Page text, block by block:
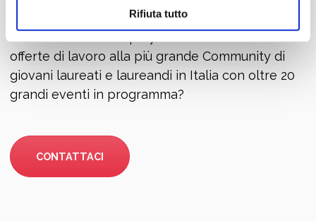
Rifiuta tutto
per riservare il tuo spazio e far
offerte di lavoro alla più grande Community di
giovani laureati e laureandi in Italia con oltre 20
grandi eventi in programma?
CONTATTACI